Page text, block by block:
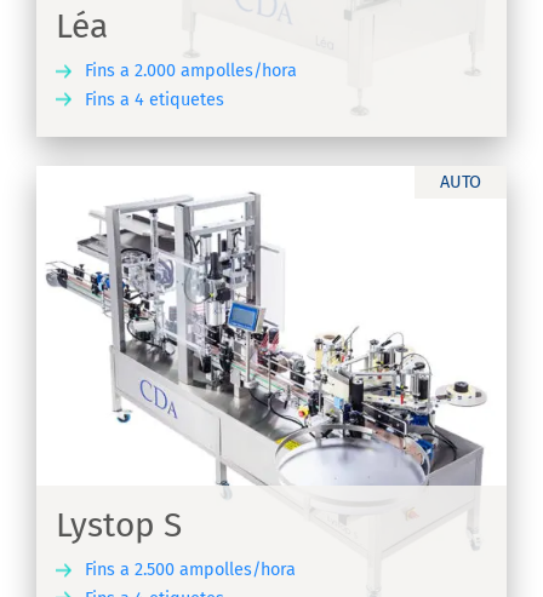
Léa
Fins a 2.000 ampolles/hora
Fins a 4 etiquetes
AUTO
Lystop S
Fins a 2.500 ampolles/hora